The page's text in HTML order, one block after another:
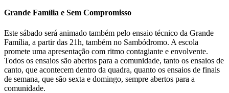
Grande Família e Sem Compromisso
Este sábado será animado também pelo ensaio técnico da Grande
Família, a partir das 21h, também no Sambódromo. A escola
promete uma apresentação com ritmo contagiante e envolvente.
Todos os ensaios são abertos para a comunidade, tanto os ensaios de
canto, que acontecem dentro da quadra, quanto os ensaios de finais
de semana, que são sexta e domingo, sempre abertos para a
comunidade.